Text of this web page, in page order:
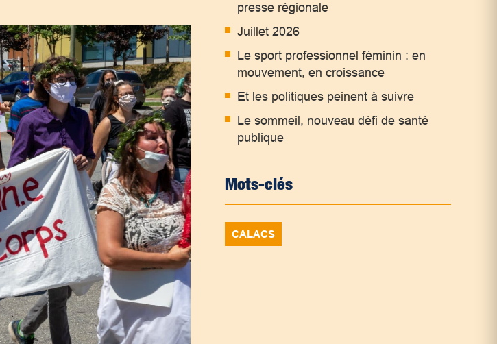
presse régionale
Juillet 2026
Le sport professionnel féminin : en
mouvement, en croissance
Et les politiques peinent à suivre
Le sommeil, nouveau défi de santé
publique
Mots-clés
CALACS